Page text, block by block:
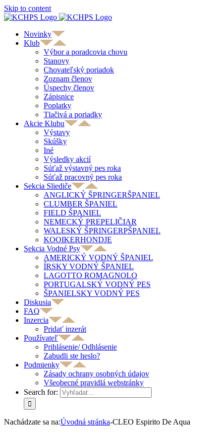
Skip to content
Novinky
Klub
Výbor a poradcovia chovu
Stanovy
Chovateľský poriadok
Zoznam členov
Úspechy členov
Zápisnice
Poplatky
Tlačivá a poriadky
Akcie Klubu
Výstavy
Skúšky
Iné
Výsledky akcií
Súťaž výstavný pes roka
Súťaž pracovný pes roka
Sekcia Sliediče
ANGLICKÝ ŠPRINGERŠPANIEL
CLUMBER ŠPANIEL
FIELD ŠPANIEL
NEMECKÝ PREPELIČIAR
WALESKÝ ŠPRINGERPŠPANIEL
KOOIKERHONDJE
Sekcia Vodné Psy
AMERICKÝ VODNÝ ŠPANIEL
ÍRSKY VODNÝ ŠPANIEL
LAGOTTO ROMAGNOLO
PORTUGALSKÝ VODNÝ PES
ŠPANIELSKY VODNÝ PES
Diskusia
FAQ
Inzercia
Pridať inzerát
Používateľ
Prihlásenie/ Odhlásenie
Zabudli ste heslo?
Podmienky
Zásady ochrany osobných údajov
Všeobecné pravidlá webstránky
Search for:
Nachádzate sa na:Úvodná stránka-CLEO Espirito De Aqua